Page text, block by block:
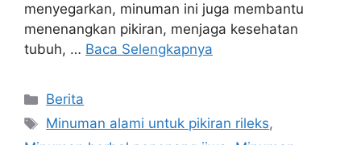
menyegarkan, minuman ini juga membantu
menenangkan pikiran, menjaga kesehatan
tubuh, … Baca Selengkapnya
Kategori
Berita
Tag
Minuman alami untuk pikiran rileks,